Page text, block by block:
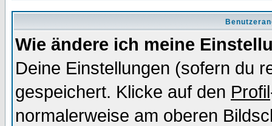
Wie ändere ich meine
Deine Einstellungen (sofern du
gespeichert. Klicke auf den Profil
normalerweise am oberen